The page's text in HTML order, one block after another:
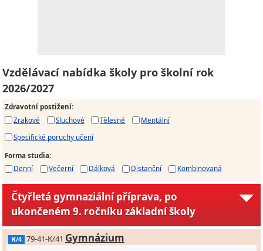
Vzdělávací nabídka školy pro školní rok
2026/2027
Zdravotní postižení:
Zrakové
Sluchové Tělesné
Mentální
Specifické poruchy učení
Forma studia:
Denní
Večerní Dálková Distanční Kombinovaná
Čtyřletá gymnaziální příprava, po
ukončeném 9. ročníku základní školy
K/4 79-41-K/41 Gymnázium